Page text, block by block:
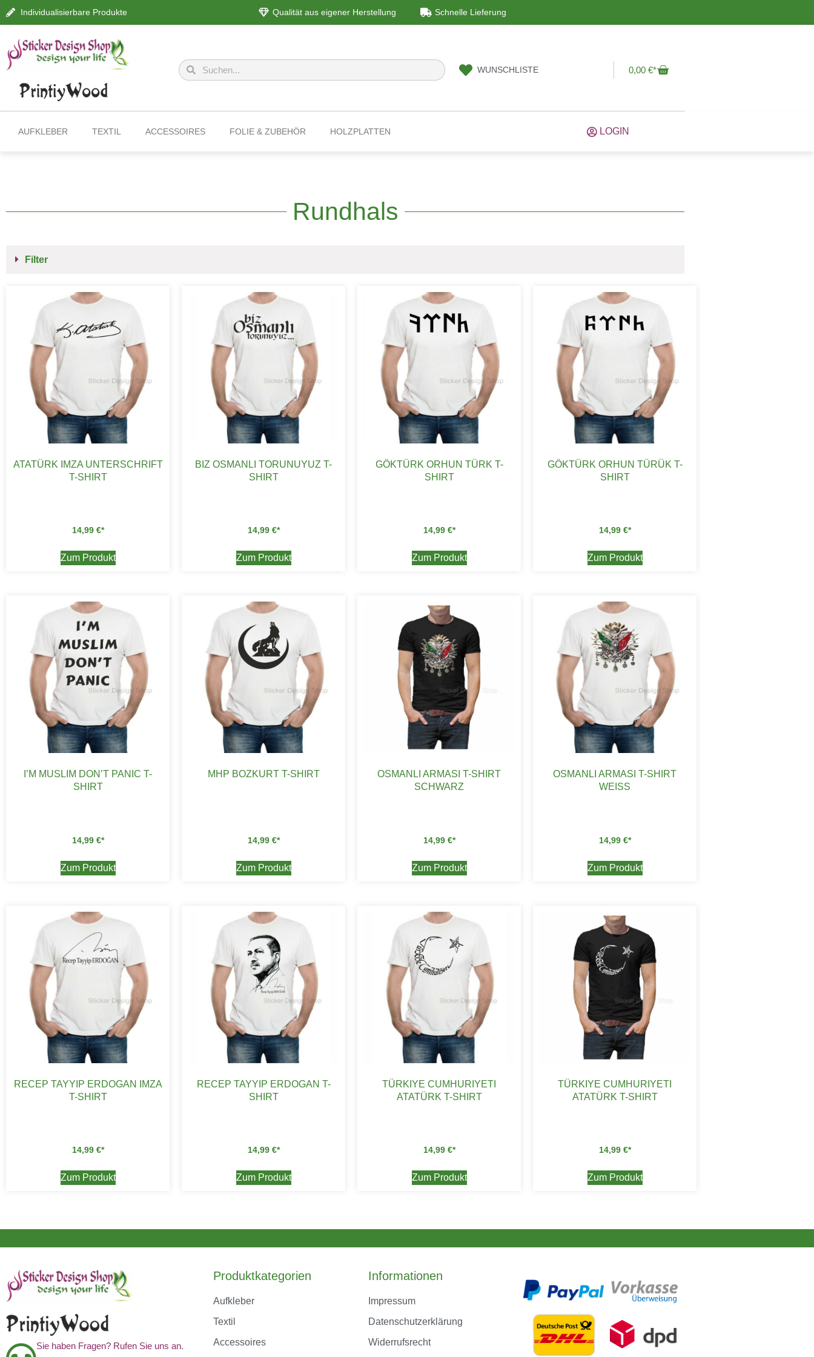
Individualisierbare Produkte Qualität aus eigener Herstellung Schnelle Lieferung
WUNSCHLISTE 0,00€
AUFKLEBER TEXTIL ACCESSOIRES FOLIE & ZUBEHÖR HOLZPLATTEN LOGIN
Rundhals
Filter
ATATÜRK IMZA UNTERSCHRIFT
T-SHIRT
14,99 €
Zum Produkt
BIZ OSMANLI TORUNUYUZ T-
SHIRT
14,99 €
Zum Produkt
GÖKTÜRK ORHUN TÜRK T-
SHIRT
14,99 €
Zum Produkt
GÖKTÜRK ORHUN TÜRÜK T-
SHIRT
14,99 €
Zum Produkt
I’M MUSLIM DON’T PANIC T-
SHIRT
14,99 €
Zum Produkt
MHP BOZKURT T-SHIRT
14,99 €
Zum Produkt
OSMANLI ARMASI T-SHIRT
SCHWARZ
14,99 €
Zum Produkt
OSMANLI ARMASI T-SHIRT
WEISS
14,99 €
Zum Produkt
RECEP TAYYIP ERDOGAN IMZA
T-SHIRT
14,99 €
Zum Produkt
RECEP TAYYIP ERDOGAN T-
SHIRT
14,99 €
Zum Produkt
TÜRKIYE CUMHURIYETI
ATATÜRK T-SHIRT
14,99 €
Zum Produkt
TÜRKIYE CUMHURIYETI
ATATÜRK T-SHIRT
14,99 €
Zum Produkt
Sie haben Fragen? Rufen Sie uns an.
Produktkategorien
Aufkleber
Textil
Accessoires
Informationen
Impressum
Datenschutzerklärung
Widerrufsrecht